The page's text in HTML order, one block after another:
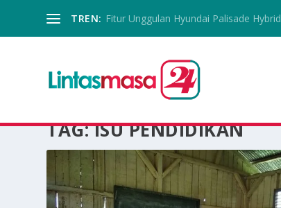
TREN: Fitur Unggulan Hyundai Palisade Hybrid
TAG:ISU PENDIDIKAN